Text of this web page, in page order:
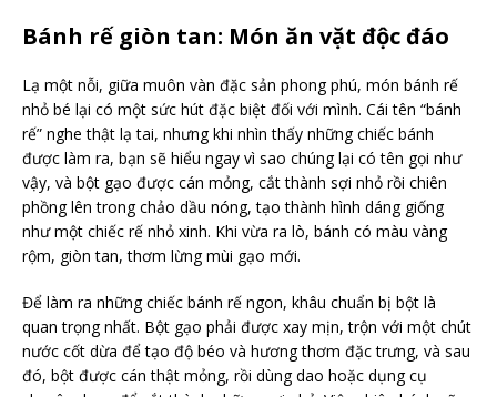
Bánh rế giòn tan: Món ăn vặt độc đáo
Lạ một nỗi, giữa muôn vàn đặc sản phong phú, món bánh rế
nhỏ bé lại có một sức hút đặc biệt đối với mình. Cái tên “bánh
rế” nghe thật lạ tai, nhưng khi nhìn thấy những chiếc bánh
được làm ra, bạn sẽ hiểu ngay vì sao chúng lại có tên gọi như
vậy, và bột gạo được cán mỏng, cắt thành sợi nhỏ rồi chiên
phồng lên trong chảo dầu nóng, tạo thành hình dáng giống
như một chiếc rế nhỏ xinh. Khi vừa ra lò, bánh có màu vàng
rộm, giòn tan, thơm lừng mùi gạo mới.
Để làm ra những chiếc bánh rế ngon, khâu chuẩn bị bột là
quan trọng nhất. Bột gạo phải được xay mịn, trộn với một chút
nước cốt dừa để tạo độ béo và hương thơm đặc trưng, và sau
đó, bột được cán thật mỏng, rồi dùng dao hoặc dụng cụ